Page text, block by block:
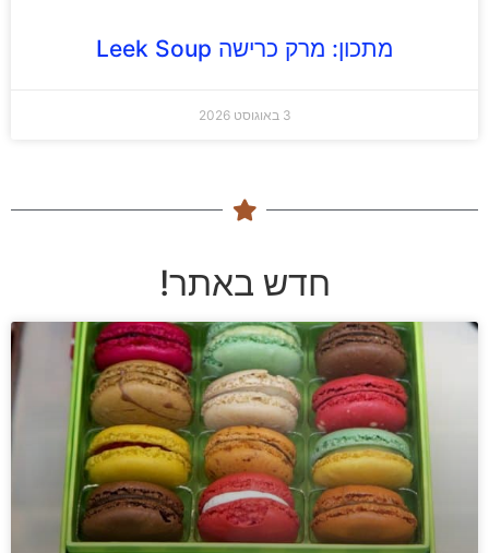
מתכון: מרק כרישה Leek Soup
3 באוגוסט 2026
חדש באתר!